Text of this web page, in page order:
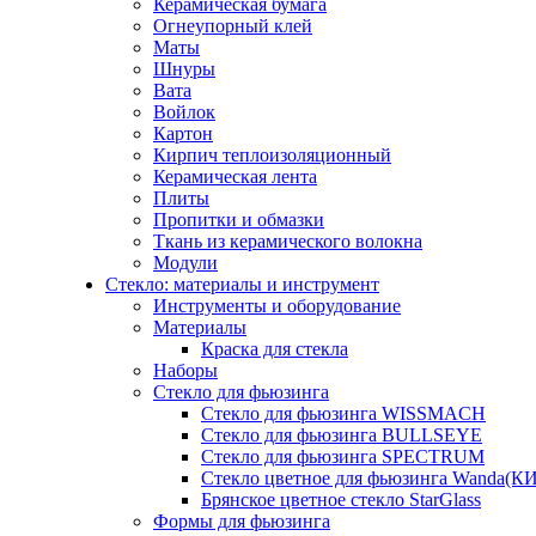
Керамическая бумага
Огнеупорный клей
Маты
Шнуры
Вата
Войлок
Картон
Кирпич теплоизоляционный
Керамическая лента
Плиты
Пропитки и обмазки
Ткань из керамического волокна
Модули
Стекло: материалы и инструмент
Инструменты и оборудование
Материалы
Краска для стекла
Наборы
Стекло для фьюзинга
Стекло для фьюзинга WISSMACH
Стекло для фьюзинга BULLSEYE
Стекло для фьюзинга SPECTRUM
Стекло цветное для фьюзинга
Брянское цветное стекло StarGlass
Формы для фьюзинга